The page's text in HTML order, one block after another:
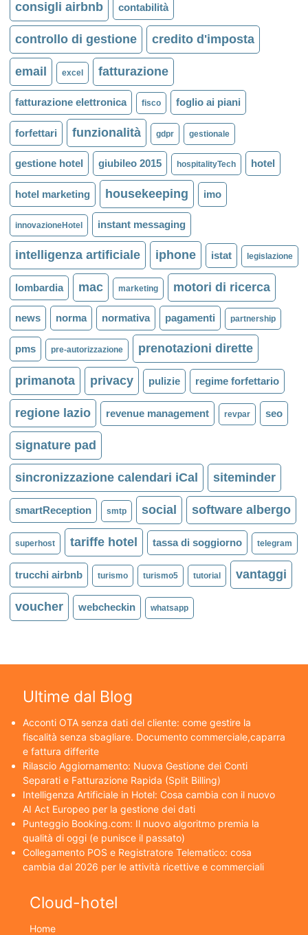
consigli airbnb contabilità
controllo di gestione credito d'imposta
email excel fatturazione
fatturazione elettronica fisco foglio ai piani
forfettari funzionalità gdpr gestionale
gestione hotel giubileo 2015 hospitalityTech hotel
hotel marketing housekeeping imo
innovazioneHotel instant messaging
intelligenza artificiale iphone istat legislazione
lombardia mac marketing motori di ricerca
news norma normativa pagamenti partnership
pms pre-autorizzazione prenotazioni dirette
primanota privacy pulizie regime forfettario
regione lazio revenue management revpar seo
signature pad
sincronizzazione calendari iCal siteminder
smartReception smtp social software albergo
superhost tariffe hotel tassa di soggiorno telegram
trucchi airbnb turismo turismo5 tutorial vantaggi
voucher webcheckin whatsapp
Ultime dal Blog
Acconti OTA senza dati del cliente: come gestire la
fiscalità senza sbagliare. Documento commerciale,caparra
e fattura differite
Rilascio Aggiornamento: Nuova Gestione dei Conti
Separati e Fatturazione Rapida (Split Billing)
Intelligenza Artificiale in Hotel: Cosa cambia con il nuovo
AI Act Europeo per la gestione dei dati
Punteggio Booking.com: Il nuovo algoritmo premia la
qualità di oggi (e punisce il passato)
Collegamento POS e Registratore Telematico: cosa
cambia dal 2026 per le attività ricettive e commerciali
Cloud-hotel
Home